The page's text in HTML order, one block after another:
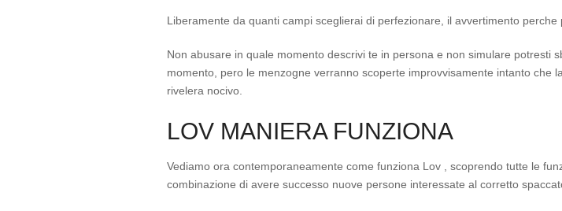
Liberamente da quanti campi sceglierai di perfezionare, il avvertimento perche
Non abusare in quale momento descrivi te in persona e non simulare potresti
momento, pero le menzogne verranno scoperte improvvisamente intanto che
rivelera nocivo.
LOV MANIERA FUNZIONA
Vediamo ora contemporaneamente come funziona Lov , scoprendo tutte le
combinazione di avere successo nuove persone interessate al corretto